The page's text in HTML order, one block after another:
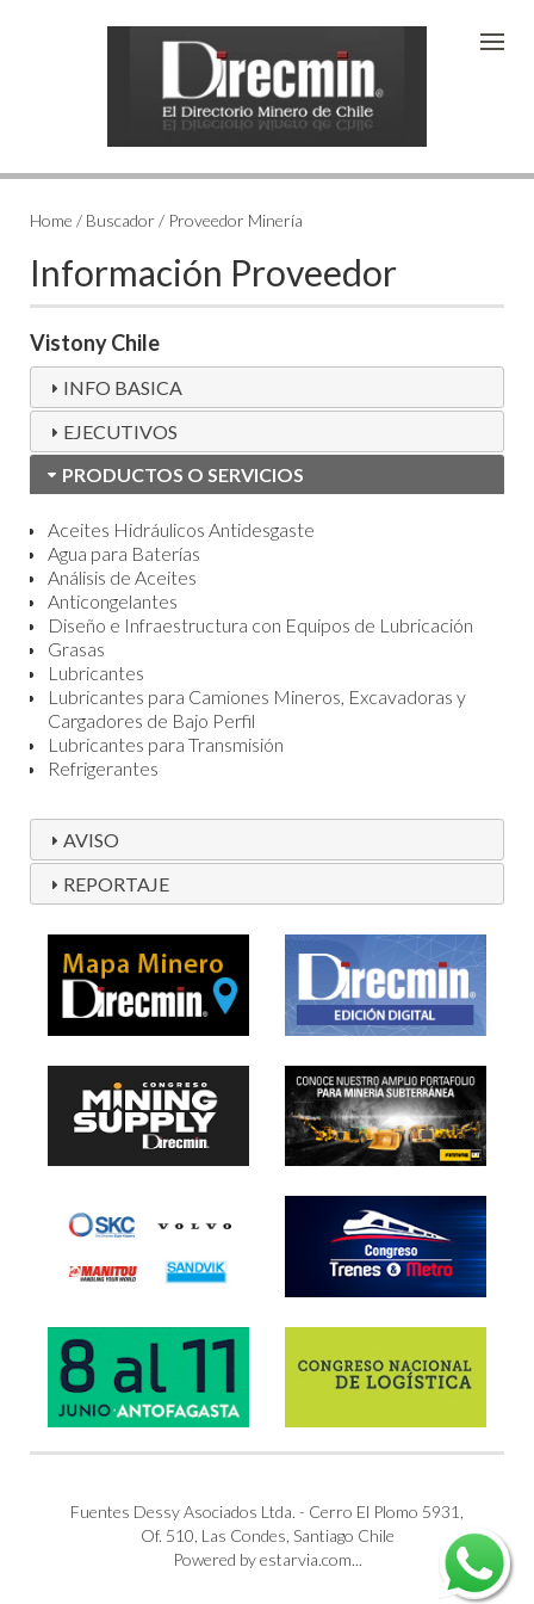
Home / Buscador / Proveedor Minería
Información Proveedor
Vistony Chile
INFO BASICA
EJECUTIVOS
PRODUCTOS O SERVICIOS
Aceites Hidráulicos Antidesgaste
Agua para Baterías
Análisis de Aceites
Anticongelantes
Diseño e Infraestructura con Equipos de Lubricación
Grasas
Lubricantes
Lubricantes para Camiones Mineros, Excavadoras y
Cargadores de Bajo Perfil
Lubricantes para Transmisión
Refrigerantes
AVISO
REPORTAJE
Fuentes Dessy Asociados Ltda. - Cerro El Plomo 5931,
Of. 510, Las Condes, Santiago Chile
Powered by estarvia.com...